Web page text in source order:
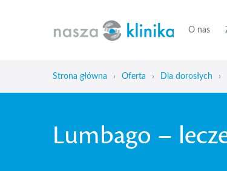
O nas
Strona główna › Oferta › Dla dorosłych ›
Lumbago –